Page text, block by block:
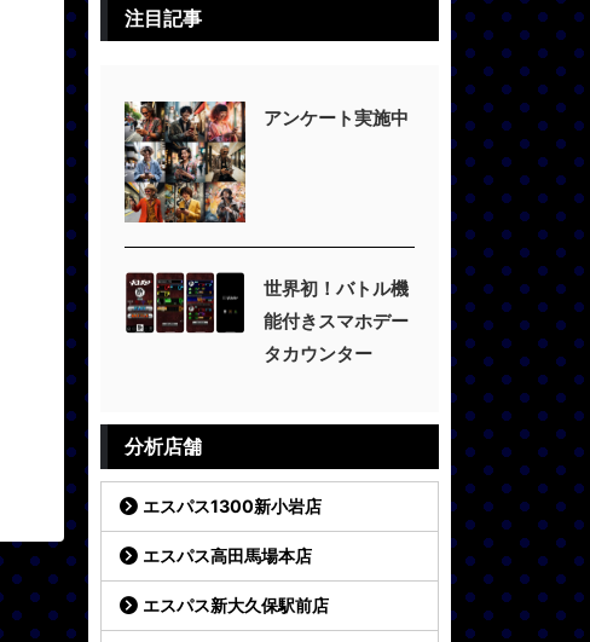
注目記事
アンケート実施中
世界初！バトル機
能付きスマホデー
タカウンター
分析店舗
エスパス1300新小岩店
エスパス高田馬場本店
エスパス新大久保駅前店